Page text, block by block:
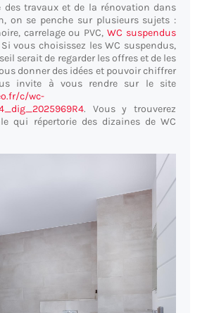
des travaux et de la rénovation dans
on se penche sur plusieurs sujets :
carrelage ou PVC,WC suspendus
vous choisissez les WC suspendus,
serait de regarder les offres et de les
donner des idées et pouvoir chiffrer
invite à vous rendre sur le site
c/wc-
. Vous y trouverez
qui répertorie des dizaines de WC